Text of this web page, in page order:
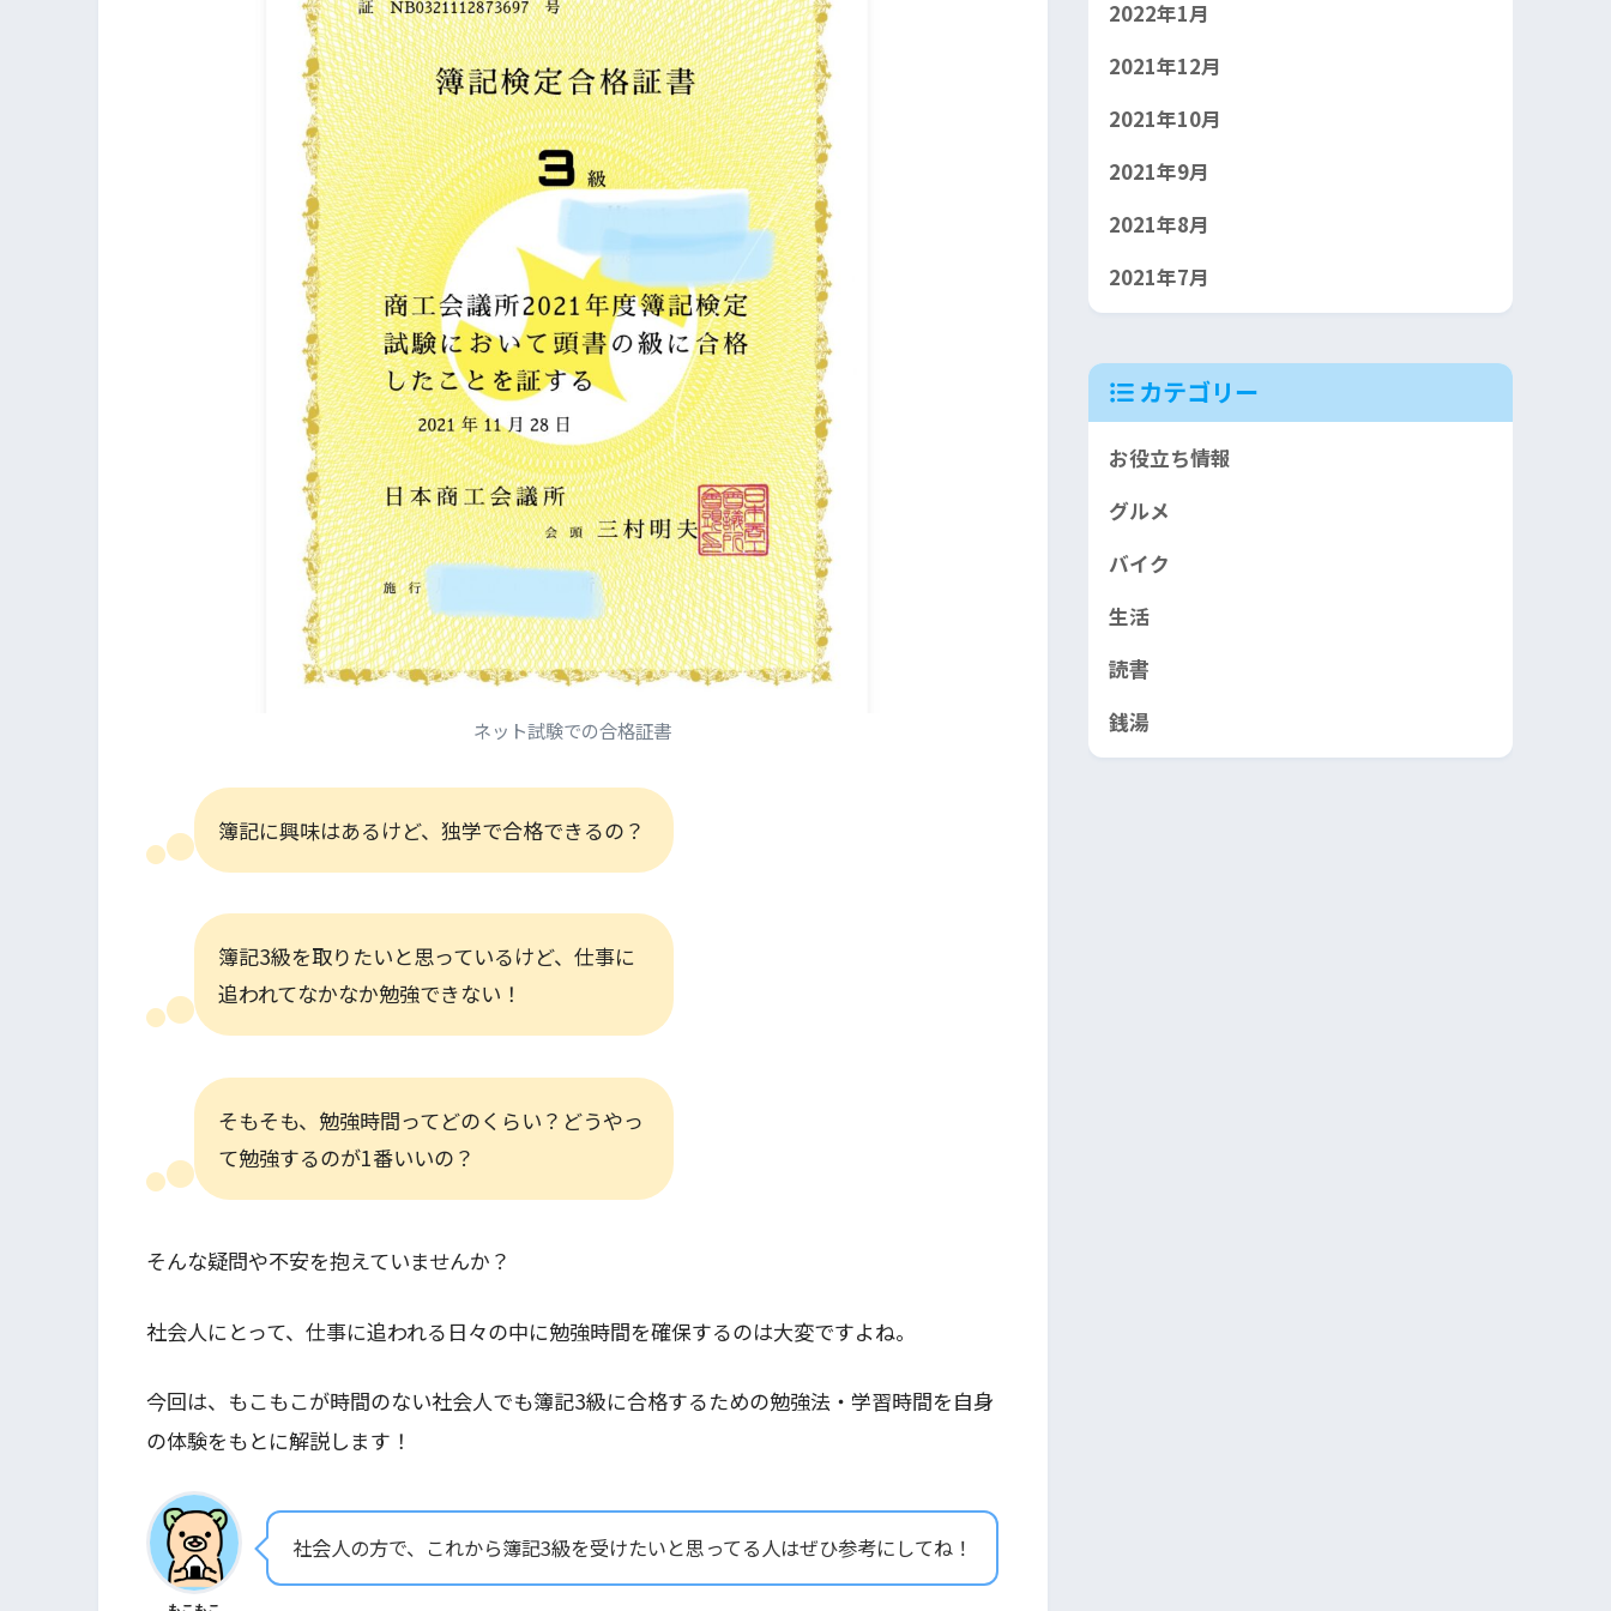
ネット試験での合格証書
簿記に興味はあるけど、独学で合格できるの？
簿記3級を取りたいと思っているけど、仕事に
追われてなかなか勉強できない！
そもそも、勉強時間ってどのくらい？どうやっ
て勉強するのが1番いいの？
そんな疑問や不安を抱えていませんか？
社会人にとって、仕事に追われる日々の中に勉強時間を確保するのは大変ですよね。
今回は、もこもこが時間のない社会人でも簿記3級に合格するための勉強法・学習時間を自身
の体験をもとに解説します！
社会人の方で、これから簿記3級を受けたいと思ってる人はぜひ参考にしてね！
2022年1月
2021年12月
2021年10月
2021年9月
2021年8月
2021年7月
カテゴリー
お役立ち情報
グルメ
バイク
生活
読書
銭湯